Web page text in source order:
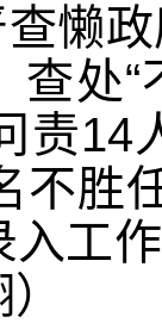
懒
查处
责14
不胜
入工